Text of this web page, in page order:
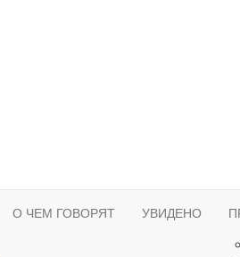
О ЧЕМ ГОВОРЯТ УВИДЕНО